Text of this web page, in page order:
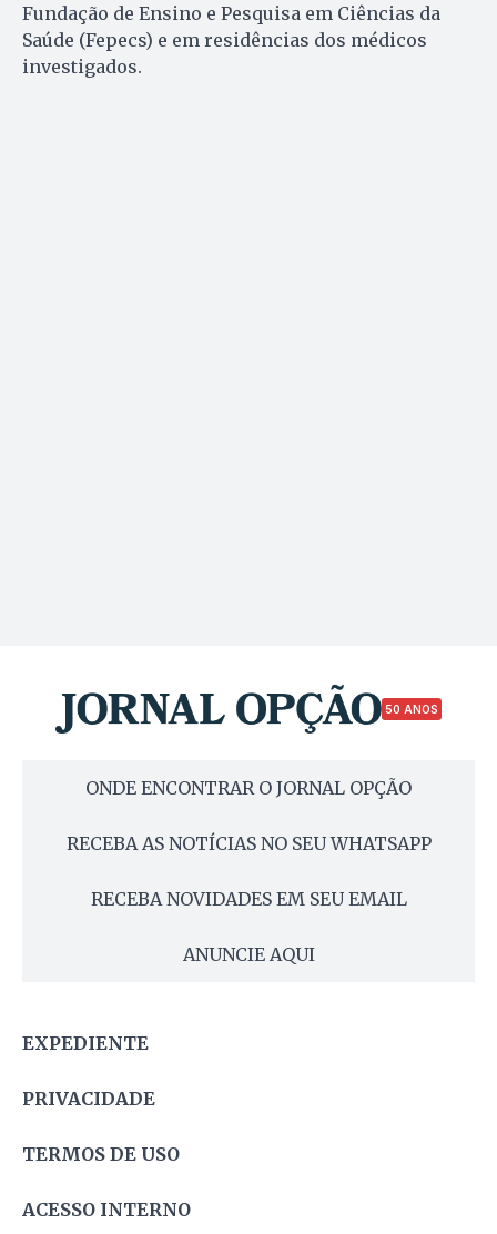
Fundação de Ensino e Pesquisa em Ciências da
Saúde (Fepecs) e em residências dos médicos
investigados.
50 ANOS
ONDE ENCONTRAR O JORNAL OPÇÃO
RECEBA AS NOTÍCIAS NO SEU WHATSAPP
RECEBA NOVIDADES EM SEU EMAIL
ANUNCIE AQUI
EXPEDIENTE
PRIVACIDADE
TERMOS DE USO
ACESSO INTERNO